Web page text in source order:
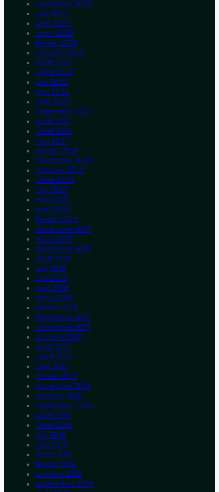
novembre 2023
juin 2023
avril 2023
mars 2023
février 2023
octobre 2022
août 2022
juillet 2022
juin 2022
mai 2022
avril 2022
septembre 2021
août 2021
juillet 2021
mai 2021
janvier 2021
novembre 2020
octobre 2020
juillet 2020
juin 2020
mai 2020
avril 2020
février 2020
décembre 2019
mars 2019
décembre 2018
août 2018
juin 2018
mai 2018
avril 2018
mars 2018
janvier 2018
décembre 2017
novembre 2017
octobre 2017
août 2017
juillet 2017
avril 2017
janvier 2017
novembre 2016
octobre 2016
septembre 2016
août 2016
juillet 2016
juin 2016
mai 2016
mars 2016
février 2016
octobre 2015
septembre 2015